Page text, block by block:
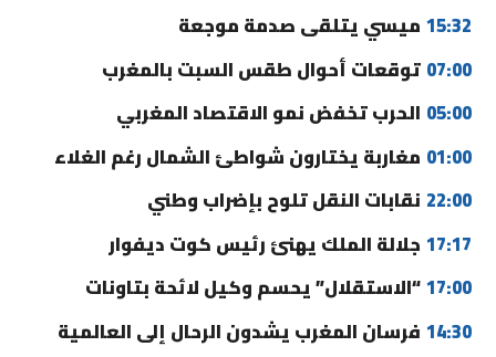
15:32 ميسي يتلقى صدمة موجعة
07:00 توقعات أحوال طقس السبت بالمغرب
05:00 الحرب تخفض نمو الاقتصاد المغربي
01:00 مغاربة يختارون شواطئ الشمال رغم الغلاء
22:00 نقابات النقل تلوح بإضراب وطني
17:17 جلالة الملك يهنئ رئيس كوت ديفوار
17:00“الاستقلال” يحسم وكيل لائحة بتاونات
14:30 فرسان المغرب يشدون الرحال إلى العالمية